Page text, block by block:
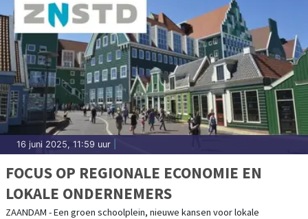
16 juni 2025, 11:59 uur
FOCUS OP REGIONALE ECONOMIE EN
LOKALE ONDERNEMERS
ZAANDAM - Een groen schoolplein, nieuwe kansen voor lokale